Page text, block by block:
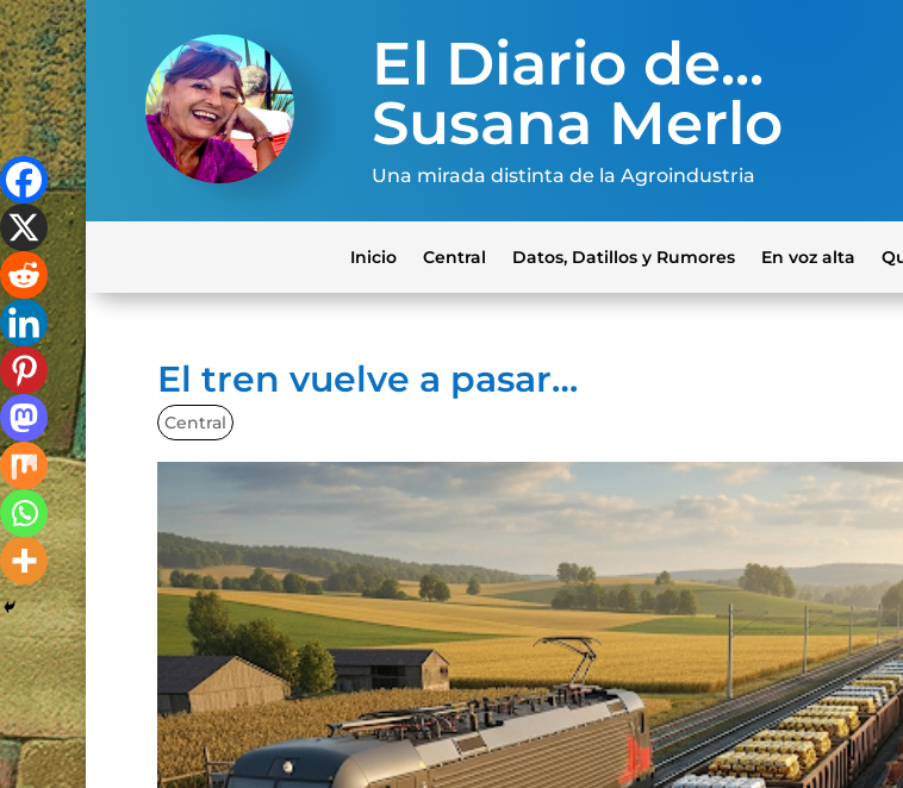
El Diario de...
Susana Merlo
Una mirada distinta de la Agroindustria
Inicio Central Datos, Datillos y Rumores En voz alta
El tren vuelve a pasar…
Central